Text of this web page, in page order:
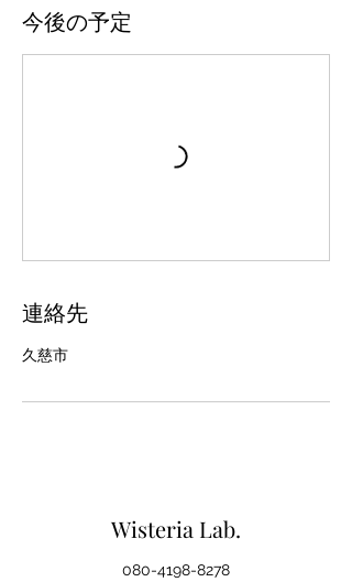
今後の予定
連絡先
久慈市
Wisteria Lab.
080-4198-8278